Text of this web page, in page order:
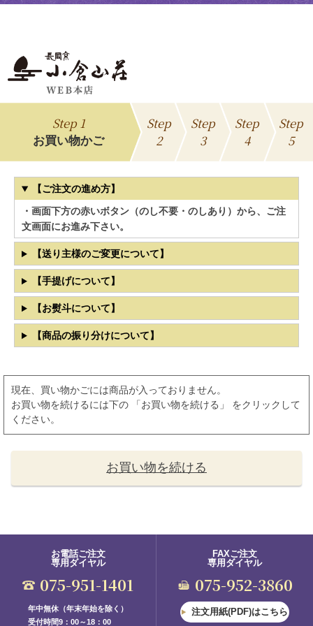
Step 1
お買い物かご
Step
2
Step
3
Step
4
Step
5
【ご注文の進め方】
・画面下方の赤いボタン（のし不要・のしあり）から、ご注
文画面にお進み下さい。
【送り主様のご変更について】
【手提げについて】
【お熨斗について】
【商品の振り分けについて】
現在、買い物かごには商品が入っておりません。
お買い物を続けるには下の 「お買い物を続ける」 をクリックして
ください。
お買い物を続ける
お電話ご注文
専用ダイヤル
075-951-1401
年中無休（年末年始を除く）
受付時間9：00～18：00
FAXご注文
専用ダイヤル
075-952-3860
注文用紙(PDF)はこちら